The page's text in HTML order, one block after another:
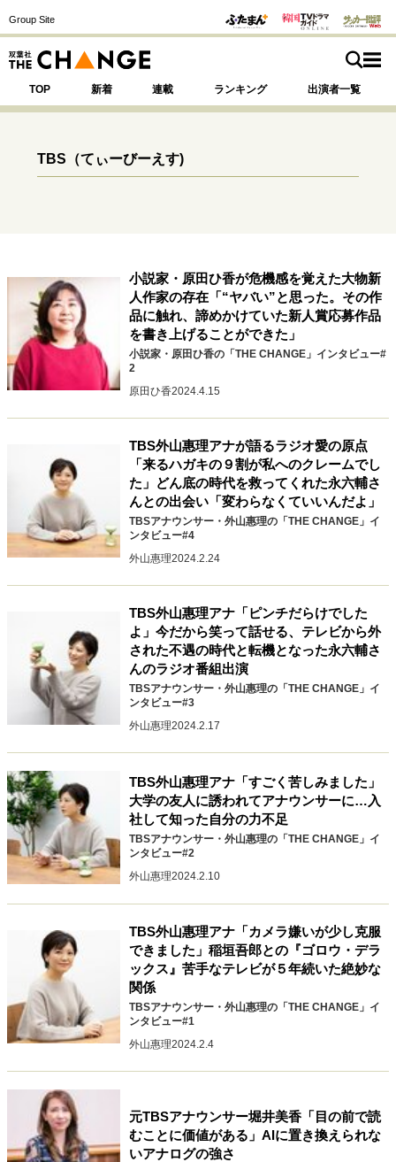
Group Site
TOP 新着 連載 ランキング 出演者一覧
運命を変えた出会い 決断の裏側
挫折からの再起
未知への挑戦
プロフェッショナルの矜持
表現者の葛藤
人生が動いた日 10代の挫折と原点
ファーストキャリアを拓く
夢を掴む選択
経営・ビジネス
マインドセット
重圧との向き合い方 一流のルーティン
20代の現在地
忘れられない言葉
ライフスタイル・生き方
40代からの景色 50代のリアル
美しさの哲学
パートナーとの歩み方
親になるということ
病が教えてくれたこと
移住という選択
熱狂できるもの
一生モノの愛用品
社会・カルチャー・マネー
地域とつながる/お金との付き合い方
TBS （てぃーびーえす)
小説家・原田ひ香が危機感を覚えた大物新
人作家の存在「“ヤバい”と思った。その作
品に触れ、諦めかけていた新人賞応募作品
を書き上げることができた」
小説家・原田ひ香の「THE CHANGE」インタビュー#
2
原田ひ香2024.4.15
TBS外山惠理アナが語るラジオ愛の原点
「来るハガキの９割が私へのクレームでし
た」どん底の時代を救ってくれた永六輔さ
んとの出会い「変わらなくていいんだよ」
TBSアナウンサー・外山惠理の「THE CHANGE」イ
ンタビュー#4
外山惠理2024.2.24
TBS外山惠理アナ「ピンチだらけでした
よ」今だから笑って話せる、テレビから外
された不遇の時代と転機となった永六輔さ
んのラジオ番組出演
TBSアナウンサー・外山惠理の「THE CHANGE」イ
ンタビュー#3
外山惠理2024.2.17
TBS外山惠理アナ「すごく苦しみました」
大学の友人に誘われてアナウンサーに…入
社して知った自分の力不足
TBSアナウンサー・外山惠理の「THE CHANGE」イ
ンタビュー#2
外山惠理2024.2.10
TBS外山惠理アナ「カメラ嫌いが少し克服
できました」稲垣吾郎との『ゴロウ・デラ
ックス』苦手なテレビが５年続いた絶妙な
関係
TBSアナウンサー・外山惠理の「THE CHANGE」イ
ンタビュー#1
外山惠理2024.2.4
元TBSアナウンサー堀井美香「目の前で読
むことに価値がある」AIに置き換えられな
いアナログの強さ